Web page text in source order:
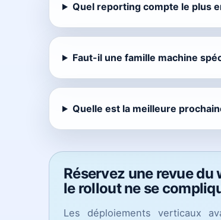
Quel reporting compte le plus
Faut-il une famille machine
Quelle est la meilleure
Réservez une revue
le rollout ne se
Les déploiements verticaux